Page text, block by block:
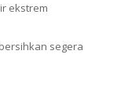
ekstrem
segera